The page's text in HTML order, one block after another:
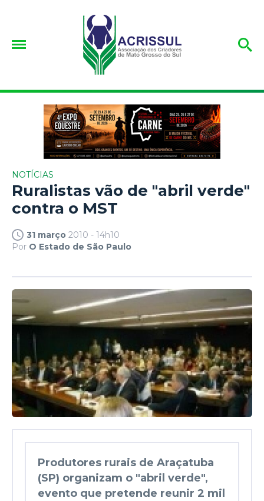
NOTÍCIAS
Ruralistas vão de "abril verde"
contra o MST
31 março 2010 - 14h10
Por O Estado de São Paulo
Produtores rurais de Araçatuba
(SP) organizam o "abril verde",
evento que pretende reunir 2 mil